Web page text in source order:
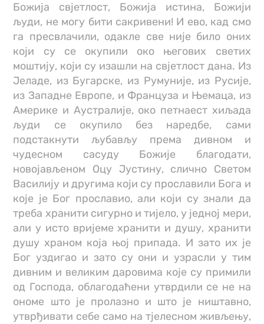
Божија свјетлост, Божија истина, Божији
људи, не могу бити сакривени! И ево, кад смо
га пресвлачили, одакле све није било оних
који су се окупили око његових светих
моштију, који су изашли на свјетлост дана. Из
Јеладе, из Бугарске, из Румуније, из Русије,
из Западне Европе, и Француза и Њемаца, из
Америке и Аустралије, око петнаест хиљада
људи се окупило без наредбе, сами
подстакнути љубављу према дивном и
чудесном сасуду Божије благодати,
новојављеном Оцу Јустину, слично Светом
Василију и другима који су прославили Бога и
које је Бог прославио, али који су знали да
треба хранити сигурно и тијело, у једној мери,
али у исто вријеме хранити и душу, хранити
душу храном која њој припада. И зато их је
Бог уздигао и зато су они и узрасли у тим
дивним и великим даровима које су примили
од Господа, облагодаћени утврдили се не на
ономе што је пролазно и што је ништавно,
утврђивати себе само на тјелесном живљењу,